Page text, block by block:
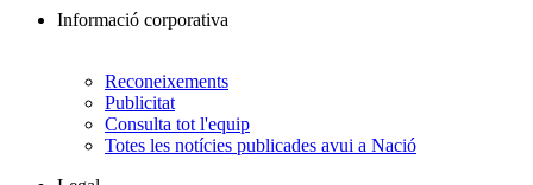
Informació corporativa
Reconeixements
Publicitat
Consulta tot l'equip
Totes les notícies publicades avui a Nació